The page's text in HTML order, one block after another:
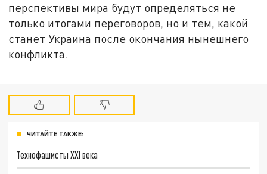
перспективы мира будут определяться не
только итогами переговоров, но и тем, какой
станет Украина после окончания нынешнего
конфликта.
ЧИТАЙТЕ ТАКЖЕ:
Технофашисты XXI века